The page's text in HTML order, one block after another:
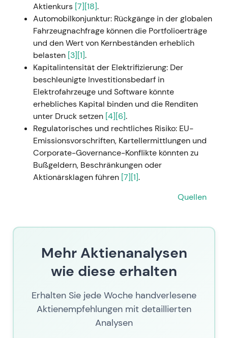
Aktienkurs [7][18].
Automobilkonjunktur: Rückgänge in der globalen
Fahrzeugnachfrage können die Portfolioerträge
und den Wert von Kernbeständen erheblich
belasten [3][1].
Kapitalintensität der Elektrifizierung: Der
beschleunigte Investitionsbedarf in
Elektrofahrzeuge und Software könnte
erhebliches Kapital binden und die Renditen
unter Druck setzen [4][6].
Regulatorisches und rechtliches Risiko: EU-
Emissionsvorschriften, Kartellermittlungen und
Corporate-Governance-Konflikte könnten zu
Bußgeldern, Beschränkungen oder
Aktionärsklagen führen [7][1].
Quellen
Mehr Aktienanalysen
wie diese erhalten
Erhalten Sie jede Woche handverlesene
Aktienempfehlungen mit detaillierten
Analysen